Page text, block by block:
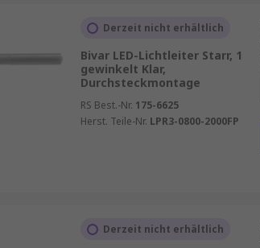
Derzeit nicht erhältlich
Bivar LED-Lichtleiter Starr, 1
gewinkelt Klar,
Durchsteckmontage
RS Best.-Nr. 175-6625
Herst. Teile-Nr. LPR3-0800-2000FP
Derzeit nicht erhältlich